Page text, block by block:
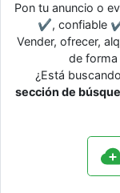
Pon tu anuncio o
✔, confiable
Vender, ofrecer,
de forma
¿Está
sección de